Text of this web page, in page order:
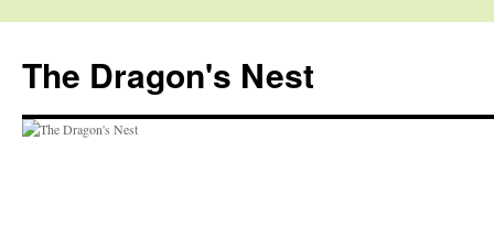
The Dragon's Nest